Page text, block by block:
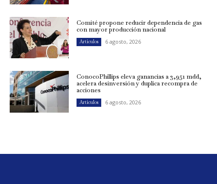
Comité propone reducir dependencia de gas
con mayor producción nacional
Artículos 6 agosto, 2026
ConocoPhillips eleva ganancias a 3,951 mdd,
acelera desinversión y duplica recompra de
acciones
Artículos 6 agosto, 2026